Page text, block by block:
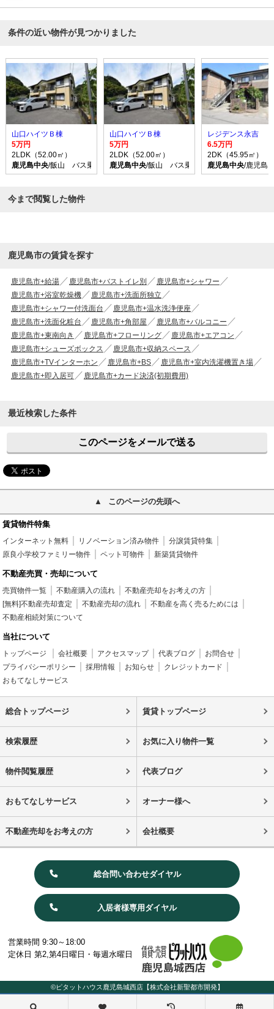
条件の近い物件が見つかりました
山口ハイツＢ棟
5万円
2LDK（52.00㎡）
鹿児島中央/飯山 バス乗車時間20分 停歩2分
山口ハイツＢ棟
5万円
2LDK（52.00㎡）
鹿児島中央/飯山 バス乗車時間20分 停歩2分
レジデンス永吉
6.5万円
2DK（45.95㎡）
鹿児島中央/鹿児島
今まで閲覧した物件
鹿児島市の賃貸を探す
鹿児島市+給湯 鹿児島市+バストイレ別
鹿児島市+シャワー
鹿児島市+浴室乾燥機
鹿児島市+洗面所独立
鹿児島市+シャワー付洗面台
鹿児島市+温水洗浄便座
鹿児島市+洗面化粧台
鹿児島市+角部屋
鹿児島市+バルコニー
鹿児島市+東南向き
鹿児島市+フローリング
鹿児島市+エアコン
鹿児島市+シューズボックス
鹿児島市+収納スペース
鹿児島市+TVインターホン
鹿児島市+BS
鹿児島市+室内洗濯機置き場
鹿児島市+即入居可
鹿児島市+カード決済(初期費用)
最近検索した条件
このページをメールで送る
このページの先頭へ
賃貸物件特集
インターネット無料 リノベーション済み物件
分譲賃貸特集
原良小学校ファミリー物件
ペット可物件 新築賃貸物件
不動産売買・売却について
売買物件一覧 不動産購入の流れ
不動産売却をお考えの方
[無料]不動産売却査定
不動産売却の流れ
不動産を高く売るためには
不動産相続対策について
当社について
トップページ 会社概要 アクセスマップ 代表ブログ
お問合せ
プライバシーポリシー
採用情報 お知らせ
クレジットカード
おもてなしサービス
総合トップページ 賃貸トップページ
検索履歴 お気に入り物件一覧
物件閲覧履歴 代表ブログ
おもてなしサービス オーナー様へ
不動産売却をお考えの方 会社概要
総合問い合わせダイヤル
入居者様専用ダイヤル
営業時間 9:30～18:00
定休日 第2,第4日曜日・毎週水曜日
©ピタットハウス鹿児島城西店【株式会社新聖都市開発】